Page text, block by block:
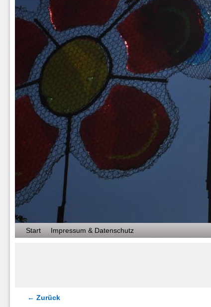
Zum Inhalt wechseln
Zum sekundären Inhalt wechseln
Start Impressum & Datenschutz
Bilder-Navigation
← Zurück